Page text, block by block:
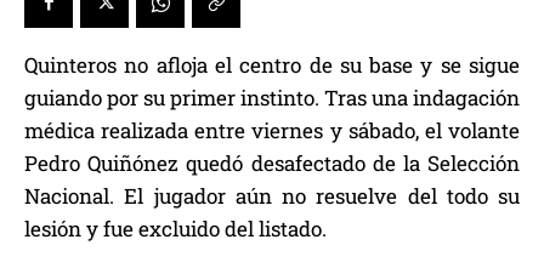
Quinteros no afloja el centro de su base y se sigue
guiando por su primer instinto. Tras una indagación
médica realizada entre viernes y sábado, el volante
Pedro Quiñónez quedó desafectado de la Selección
Nacional. El jugador aún no resuelve del todo su
lesión y fue excluido del listado.